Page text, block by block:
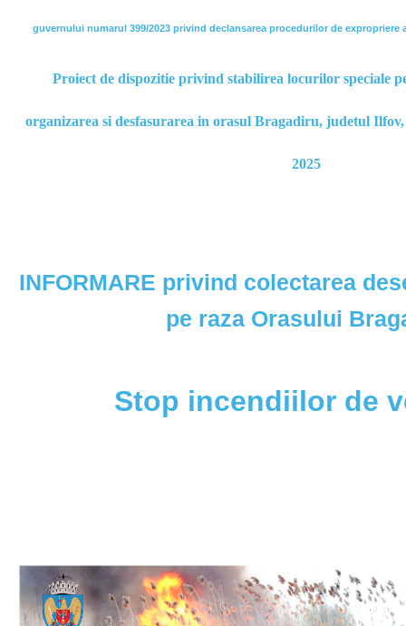
guvernului numarul 399/2023 privind declansarea procedurilor de
Proiect de dispozitie privind stabilirea locurilor speciale
organizarea si desfasurarea in orasul Bragadiru, judetul
2025
INFORMARE privind colectarea
pe raza Orasului
Stop incendiilor de